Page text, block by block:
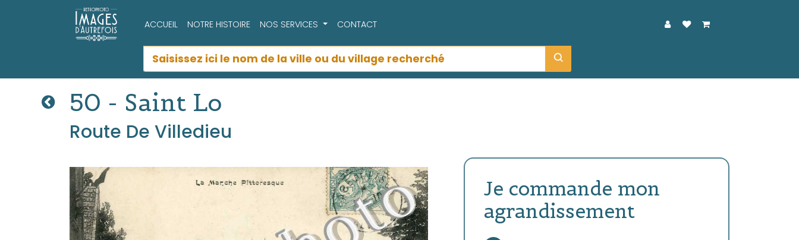
ACCUEIL NOTRE HISTOIRE NOS SERVICES CONTACT
50 - Saint Lo
Route De Villedieu
Je commande mon
agrandissement